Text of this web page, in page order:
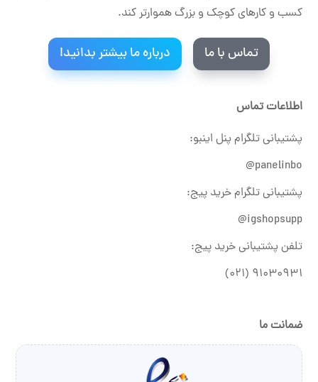
کسب و کارهای کوچک و بزرگ هموارتر کند.
تماس با ما درباره ما بیشتر بدانید!
اطلاعات تماس
پشتیبانی تلگرام پنل اینبو:
panelinbo@
پشتیبانی تلگرام خرید پیج:
igshopsupp@
تلفن پشتیبانی خرید پیج:
۹۱۰۳۰۹۳۱ (۰۲۱)
ضمانت ما